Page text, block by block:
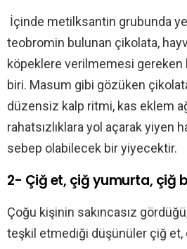
İçinde metilksantin grubunda
teobromin bulunan çikolata,
köpeklere verilmemesi gereken
biri. Masum gibi gözüken
düzensiz kalp ritmi, kas eklem
rahatsızlıklara yol açarak yiyen
sebep olabilecek bir yiyecektir.
2- Çiğ et, çiğ yumurta, çiğ
Çoğu kişinin sakıncasız
teşkil etmediği düşünüler çiğ et,